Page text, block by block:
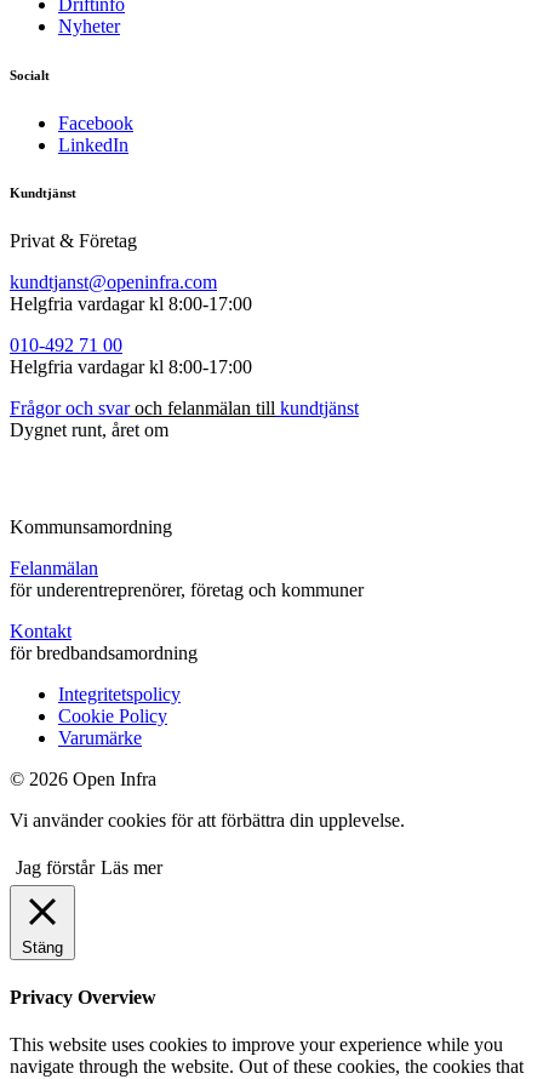
Nyheter
Socialt
Facebook
LinkedIn
Kundtjänst
Privat & Företag
kundtjanst@openinfra.com
Helgfria vardagar kl 8:00-17:00
010-492 71 00
Helgfria vardagar kl 8:00-17:00
Frågoroch svaroch felanmälan till kundtjänst
Dygnet runt, året om
Kommunsamordning
Felanmälan
för underentreprenörer, företag och kommuner
Kontakt
för bredbandsamordning
Integritetspolicy
Cookie Policy
Varumärke
© 2026 Open Infra
Vi använder cookies för att förbättra din upplevelse.
Jag förstår Läs mer
Stäng
Privacy Overview
This website uses cookies to improve your experience while you
navigate through the website. Out of these cookies, the cookies that